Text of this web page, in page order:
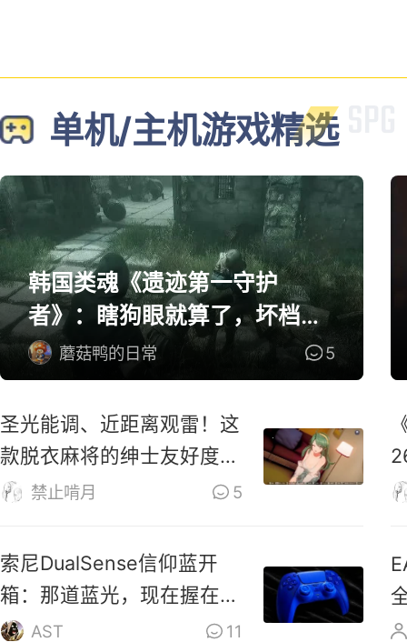
单机/主机游戏精选
韩国类魂《遗迹第一守护
者》：瞎狗眼就算了，坏档算
怎么个事！
蘑菇鸭的日常 5
圣光能调、近距离观雷！这
款脱衣麻将的绅士友好度拉
满了禁止啃月 5
索尼DualSense信仰蓝开
箱：那道蓝光，现在握在手
里了AST 11